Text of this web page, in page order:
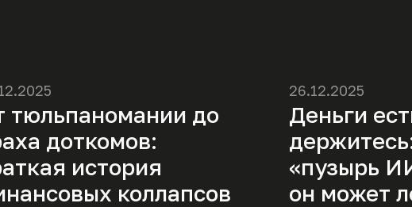
тюльпаномании до
доткомов:
история
коллапсов
26.12.2025
Деньги
«пузырь
он может